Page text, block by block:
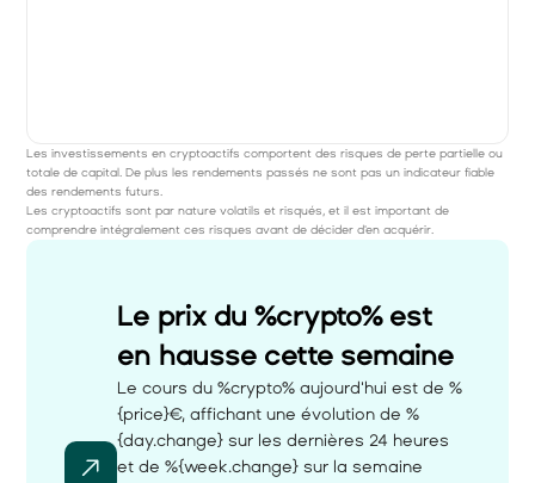
Les investissements en cryptoactifs comportent des risques de perte partielle ou
totale de capital. De plus les rendements passés ne sont pas un indicateur fiable
des rendements futurs.
Les cryptoactifs sont par nature volatils et risqués, et il est important de
comprendre intégralement ces risques avant de décider d'en acquérir.
Le prix du %crypto% est
en hausse cette semaine
Le cours du %crypto% aujourd'hui est de %
{price}€, affichant une évolution de %
{day.change} sur les dernières 24 heures
et de %{week.change} sur la semaine